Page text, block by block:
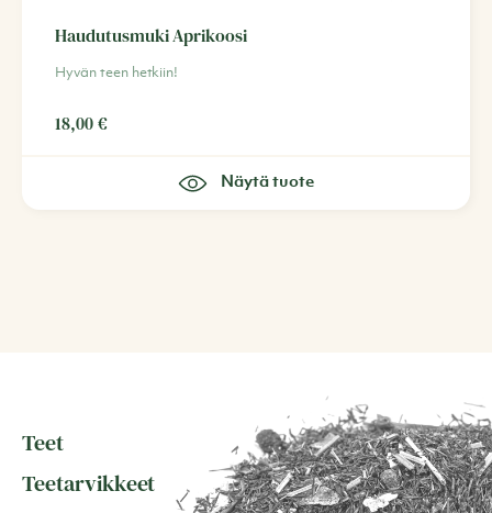
Haudutusmuki Aprikoosi
Hyvän teen hetkiin!
18,00€
Näytä tuote
Teet
Teetarvikkeet